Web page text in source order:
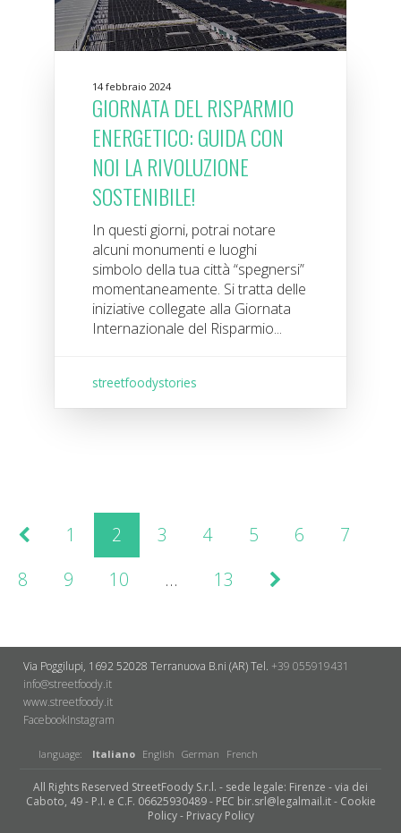
14 febbraio 2024
GIORNATA DEL RISPARMIO
ENERGETICO: GUIDA CON
NOI LA RIVOLUZIONE
SOSTENIBILE!
In questi giorni, potrai notare
alcuni monumenti e luoghi
simbolo della tua città “spegnersi”
momentaneamente. Si tratta delle
iniziative collegate alla Giornata
Internazionale del Risparmio...
streetfoodystories
1 2 3 4 5 6
7
8
9 10 … 13
Via Poggilupi, 1692 52028 Terranuova B.ni (AR)Tel. +39 055919431
info@streetfoody.it
www.streetfoody.it
Facebook​Instagram
language: Italiano English German French
All Rights Reserved StreetFoody S.r.l. - sede legale: Firenze - via dei
Caboto, 49 - P.I. e C.F. 06625930489 - PEC bir.srl@legalmail.it - Cookie
Policy- Privacy Policy